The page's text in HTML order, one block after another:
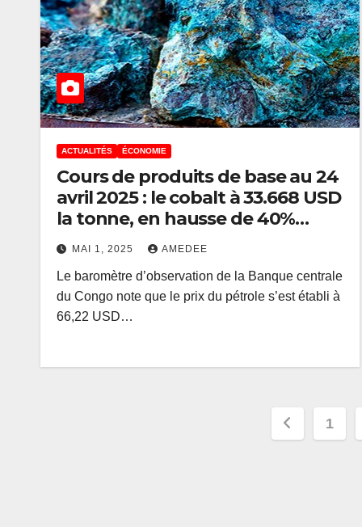
ACTUALITÉS ÉCONOMIE
Cours de produits de base au 24
avril 2025 : le cobalt à 33.668 USD
la tonne, en hausse de 40%
depuis le début de l’année
MAI 1, 2025 AMEDEE
Le baromètre d’observation de la Banque centrale
du Congo note que le prix du pétrole s’est établi à
66,22 USD…
1